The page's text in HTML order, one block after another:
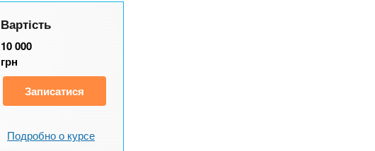
Вартість
10 000
грн
Записатися
Подробно о курсе